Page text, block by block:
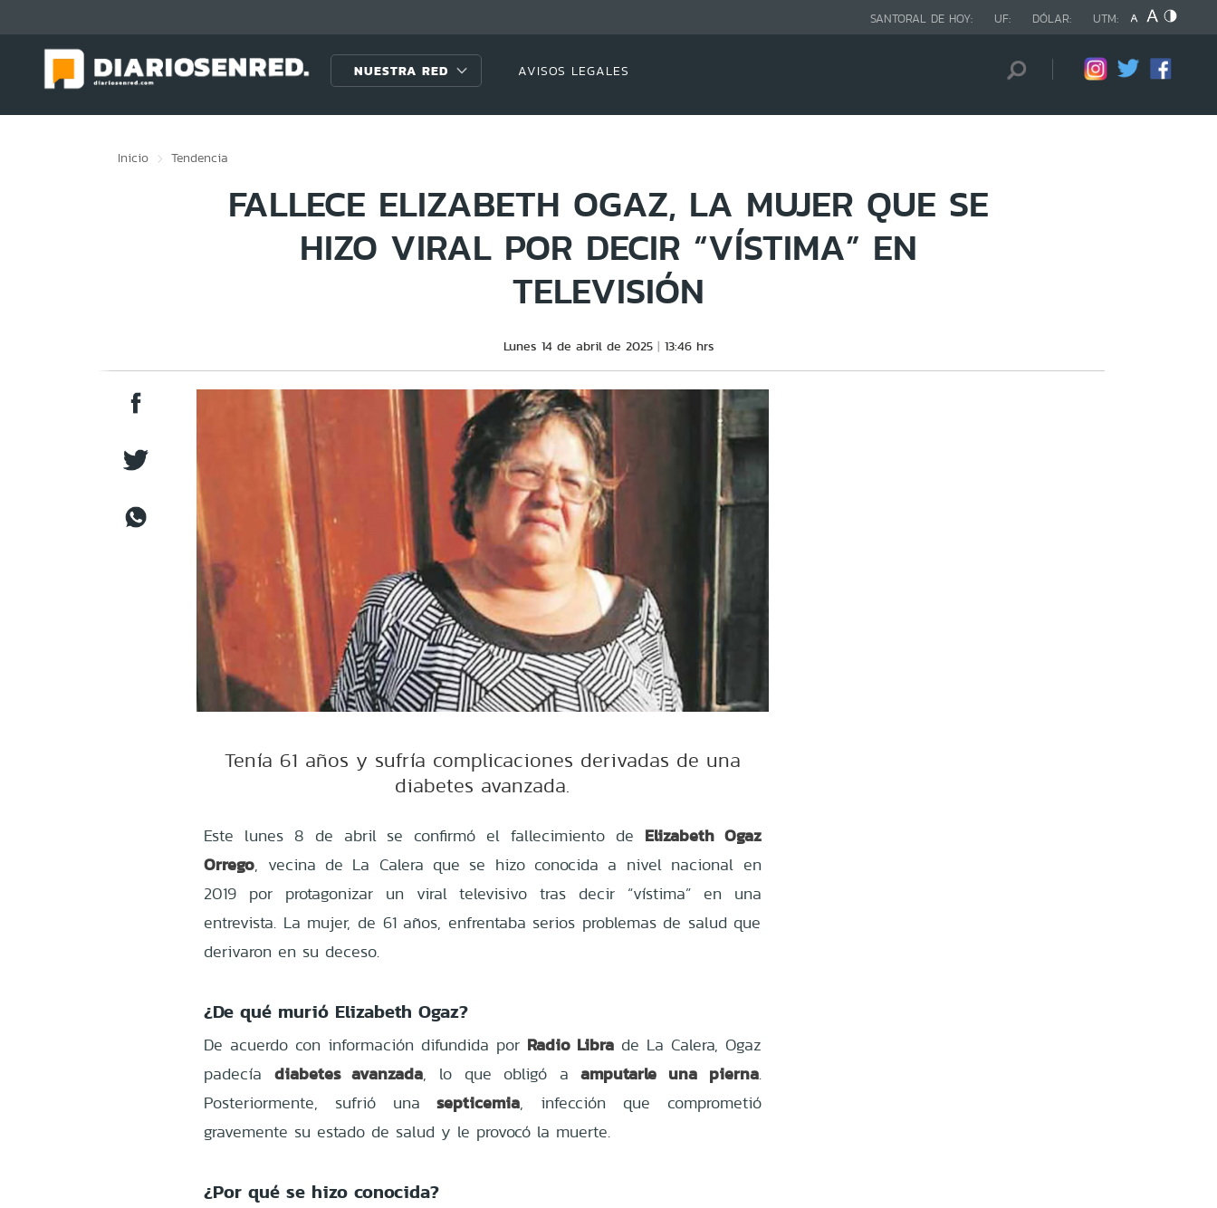
SANTORAL DE HOY: UF: DÓLAR: UTM:
NUESTRA RED AVISOS LEGALES
Inicio Tendencia
FALLECE ELIZABETH OGAZ, LA MUJER QUE SE
HIZO VIRAL POR DECIR “VÍSTIMA” EN
TELEVISIÓN
Lunes 14 de abril de 2025 13:46 hrs
Tenía 61 años y sufría complicaciones derivadas de una
diabetes avanzada.
Este lunes 8 de abril se confirmó el fallecimiento de Elizabeth Ogaz
Orrego, vecina de La Calera que se hizo conocida a nivel nacional en
2019 por protagonizar un viral televisivo tras decir “vístima” en una
entrevista. La mujer, de 61 años, enfrentaba serios problemas de salud que
derivaron en su deceso.
¿De qué murió Elizabeth Ogaz?
De acuerdo con información difundida por Radio Librade La Calera, Ogaz
padecía diabetes avanzada, lo que obligó aamputarle una pierna.
Posteriormente, sufrió unasepticemia, infección que comprometió
gravemente su estado de salud y le provocó la muerte.
¿Por qué se hizo conocida?